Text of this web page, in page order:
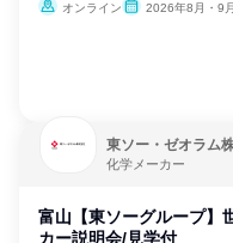
オンライン
2026年8月・9月
東ソー・ゼオラム
化学メーカー
富山【東ソーグループ】
カー説明会/見学付